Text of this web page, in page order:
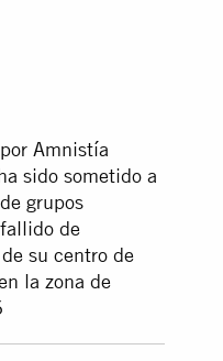
Amnistía
sido sometido a
grupos
de
su centro de
la zona de